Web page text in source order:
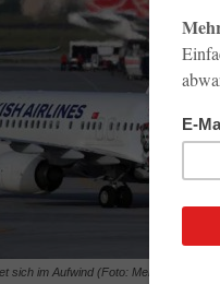
sich im Aufwind (Foto: Mehmet